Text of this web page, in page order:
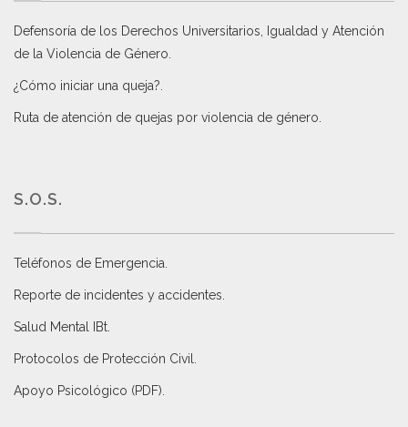
Defensoría de los Derechos Universitarios, Igualdad y Atención
de la Violencia de Género
¿Cómo iniciar una queja?
Ruta de atención de quejas por violencia de género
S.O.S.
Teléfonos de Emergencia.
Reporte de incidentes y accidentes
Salud Mental IBt
Protocolos de Protección Civil
Apoyo Psicológico (PDF)